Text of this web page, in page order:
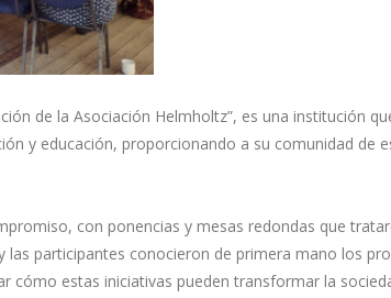
de la Asociación Helmholtz”, es una institución
y educación, proporcionando a su comunidad de
con ponencias y mesas redondas que
las participantes conocieron de primera mano los
cómo estas iniciativas pueden transformar la